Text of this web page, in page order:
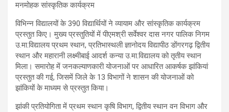
मनमोहक सांस्कृतिक कार्यक्रम
विभिन्न विद्यालयों के 390 विद्यार्थियों ने व्यायाम और सांस्कृतिक कार्यक्रम
प्रस्तुत किए। मुख्य प्रस्तुतियों में पीएमश्री सर्वेश्वर दास नगर पालिक निगम
उ.मा.विद्यालय प्रथम स्थान, प्रतिभास्थली ज्ञानोदय विद्यापीठ डोंगरगढ़ द्वितीय
स्थान और महारानी लक्ष्मीबाई आदर्श कन्या उ.मा.विद्यालय को तृतीय स्थान
मिला। समारोह में जनकल्याणकारी योजनाओं पर आधारित आकर्षक झांकियां
प्रस्तुत की गई, जिसमें जिले के 13 विभागों ने शासन की योजनाओं को
झांकियों के माध्यम से प्रस्तुत किया।
झांकी प्रतियोगिता में प्रथम स्थान कृषि विभाग, द्वितीय स्थान वन विभाग और